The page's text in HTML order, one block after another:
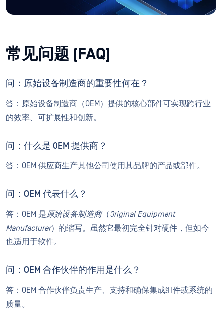
常见问题 (FAQ)
问：原始设备制造商的重要性何在？
答：原始设备制造商（OEM）提供的核心部件可实现跨行业
的效率、可扩展性和创新。
问：什么是 OEM 提供商？
答：OEM 供应商生产其他公司使用其品牌的产品或部件。
问：OEM 代表什么？
答：OEM 是原始设备制造商（Original Equipment
Manufacturer）的缩写。虽然它最初完全针对硬件，但如今
也适用于软件。
问：OEM 合作伙伴的作用是什么？
答：OEM 合作伙伴负责生产、支持和确保集成组件或系统的
质量。